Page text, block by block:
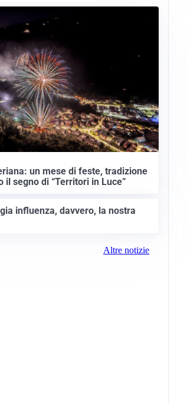
un mese di feste, tradizione
il segno di “Territori in Luce”
influenza, davvero, la nostra
Altre notizie